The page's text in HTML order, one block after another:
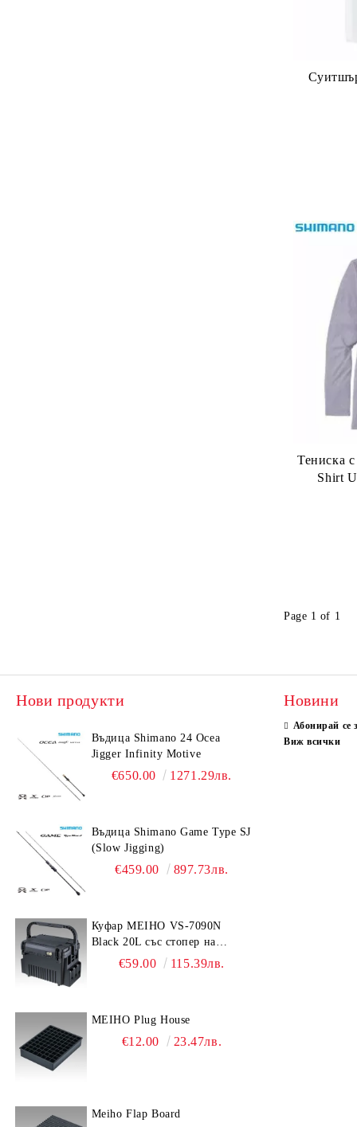
Тениска
Shirt
Page 1 of 1
Нови продукти
Въдица Shimano 24 Ocea
Jigger Infinity Motive
€650.00 1271.29лв.
Въдица Shimano Game Type SJ
(Slow Jigging)
€459.00 897.73лв.
Куфар MEIHO VS-7090N
Black 20L със стопер на
дръжката€59.00 115.39лв.
MEIHO Plug House
€12.00 23.47лв.
Meiho Flap Board
Новини
Абонирай се
Виж всички